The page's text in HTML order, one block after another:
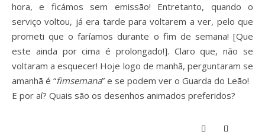
hora, e ficámos sem emissão! Entretanto, quando o
serviço voltou, já era tarde para voltarem a ver, pelo que
prometi que o faríamos durante o fim de semana! [Que
este ainda por cima é prolongado!]. Claro que, não se
voltaram a esquecer! Hoje logo de manhã, perguntaram se
amanhã é “fimsemana” e se podem ver o Guarda do Leão!
E por aí? Quais são os desenhos animados preferidos?